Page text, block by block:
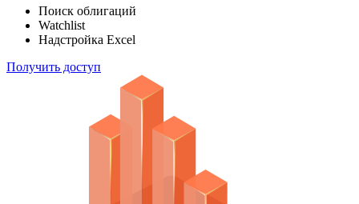
Поиск облигаций
Watchlist
Надстройка Excel
Получить доступ